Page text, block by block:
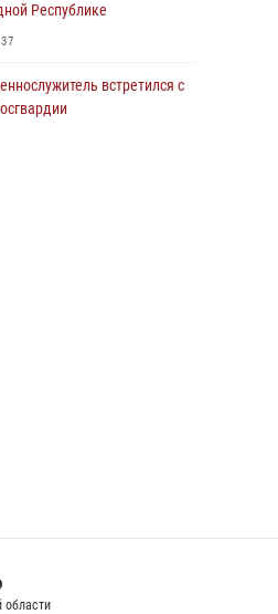
(видео)
Республике
встретился с
5
области